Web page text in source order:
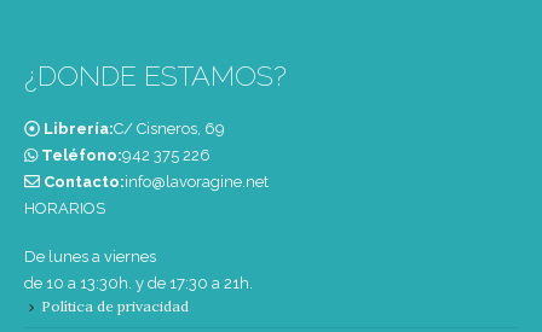
¿DONDE ESTAMOS?
Librería:C/ Cisneros, 69
Teléfono:‭942 375 226‬
Contacto:info@lavoragine.net
HORARIOS
De lunes a viernes
de 10 a 13:30h. y de 17:30 a 21h.
Política de privacidad